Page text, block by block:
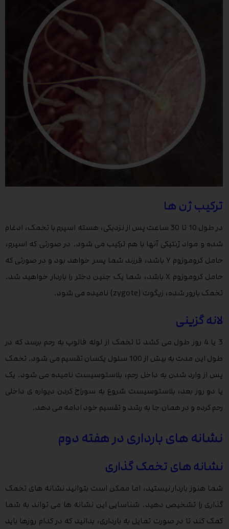
ترکیب ژن ها
در طول 10 تا 30 ساعت پس از نزدیکی، هسته اسپرم با تخمک، ادغام
شده و مواد ژنتیکی آنها با هم ترکیب می شود. در صورتی که اسپرم،
حامل کروموزوم Y باشد، فرزند شما پسر خواهد بود و در صورتی که
حامل کروموزوم X باشد، شما یک جنین دختر را باردار خواهید شد.
تخمک بارور شده، زیگوت (zygote) نامیده می شود.
لانه گزینی
3 یا 4 روز طول می کشد تا تخمک از لوله فالوپ به رحم برسد که در
طول این مدت به بیش از 100 سلول یکسان تقسیم می شود. تخمک
پس از وارد شدن به داخل رحم، بلاستوسیست نامیده می شود. یک
یا دو روز بعد، بلاستوسیست شروع به سوراخ کردن دیواره ی داخلی
رحم کرده و در همان جا به رشد و تقسیم خود ادامه می دهد.
نشانه های بارداری در هفته دوم
نشانه های تخمک گذاری
شما هنوز باردار نیستید، اما ممکن است بتوانید نشانه های تخمک
گذاری را تشخیص دهید. شناسایی این نشانه ها می تواند به شما
کمک کند تا در صورت تمایل به بارداری، بدانید که در کدام روزها باید